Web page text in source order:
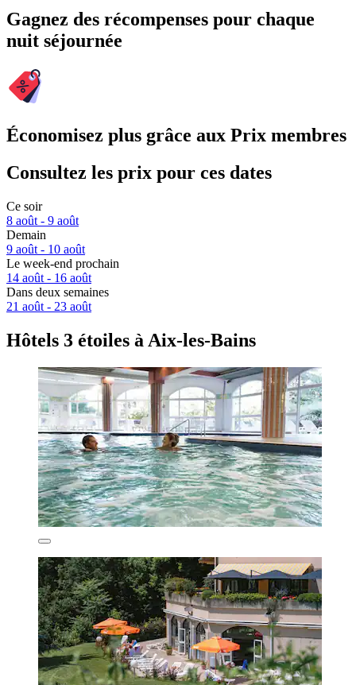
Gagnez des récompenses pour chaque
nuit séjournée
Économisez plus grâce aux Prix membres
Consultez les prix pour ces dates
Ce soir
8 août - 9 août
Demain
9 août - 10 août
Le week-end prochain
14 août - 16 août
Dans deux semaines
21 août - 23 août
Hôtels 3 étoiles à Aix-les-Bains